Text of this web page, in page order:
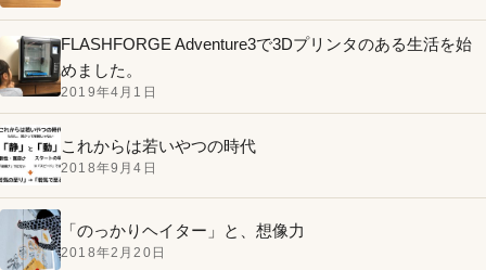
FLASHFORGE Adventure3で3Dプリンタのある生活を始
めました。
2019年4月1日
これからは若いやつの時代
2018年9月4日
「のっかりヘイター」と、想像力
2018年2月20日